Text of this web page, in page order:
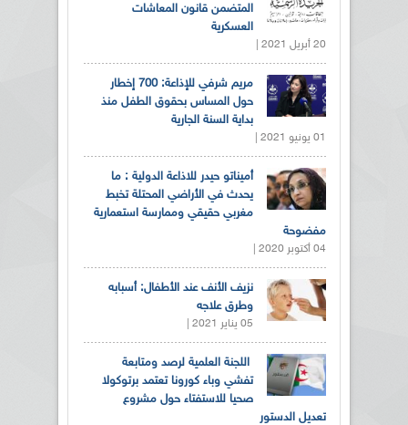
المتضمن قانون المعاشات
العسكرية
20 أبريل 2021 |
مريم شرفي للإذاعة: 700 إخطار
حول المساس بحقوق الطفل منذ
بداية السنة الجارية
01 يونيو 2021 |
أميناتو حيدر للاذاعة الدولية : ما
يحدث في الأراضي المحتلة تخبط
مغربي حقيقي وممارسة استعمارية
مفضوحة
04 أكتوبر 2020 |
نزيف الأنف عند الأطفال: أسبابه
وطرق علاجه
05 يناير 2021 |
اللجنة العلمية لرصد ومتابعة
تفشي وباء كورونا تعتمد برتوكولا
صحيا للاستفتاء حول مشروع
تعديل الدستور